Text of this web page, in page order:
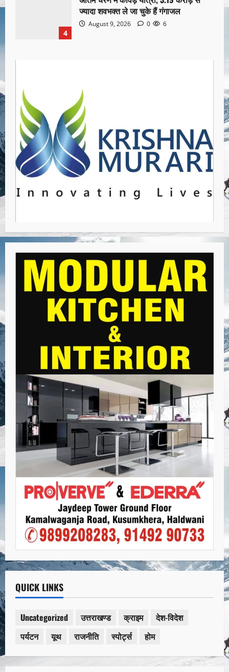
4
ज्यादा शवभक्त ले जा चुके हैं गंगाजल
August 9, 2026 0 6
QUICK LINKS
Uncategorized उत्तराखण्ड क्राइम
देश-विदेश
पर्यटन
यूथ राजनीति स्पोर्ट्स होम